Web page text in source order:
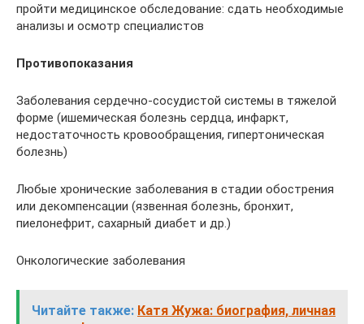
пройти медицинское обследование: сдать необходимые
анализы и осмотр специалистов
Противопоказания
Заболевания сердечно-сосудистой системы в тяжелой
форме (ишемическая болезнь сердца, инфаркт,
недостаточность кровообращения, гипертоническая
болезнь)
Любые хронические заболевания в стадии обострения
или декомпенсации (язвенная болезнь, бронхит,
пиелонефрит, сахарный диабет и др.)
Онкологические заболевания
Читайте также: Катя Жужа: биография, личная